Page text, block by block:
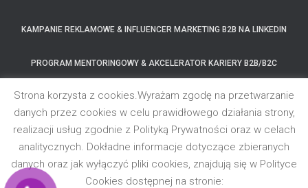
KAMPANIE REKLAMOWE & INFLUENCER MARKETING B2B NA LINKEDIN
PROGRAM MENTORINGOWY & AKCELERATOR KARIERY B2B/B2C
MOC WOLNOŚCI – PROGRAM MENTORSKI
SZKOLENIA SPRZEDAŻOWE B2B & OPTYMALIZACJA PROCESÓW
HANDLOWYCH
KSIĄŻKI BIZNESOWE REFERENCJE
Strona korzysta z cookies.Wyrażam zgodę na przetwarzanie
danych przez cookies w celu prawidłowego działania strony,
realizacji usług zgodnie z Polityką Prywatności oraz w celach
analitycznych. Dokładne informacje dotyczące zbieranych
danych oraz jak wyłączyć pliki cookies, znajdują się w Polityce
Cookies dostępnej na stronie: